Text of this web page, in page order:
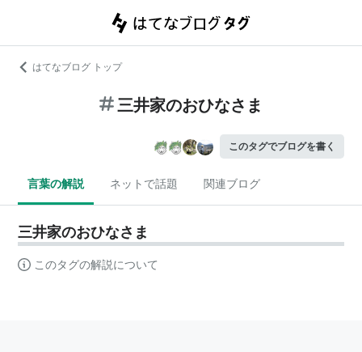
はてなブログ トップ
三井家のおひなさま
このタグでブログを書く
言葉の解説 ネットで話題 関連ブログ
三井家のおひなさま
このタグの解説について